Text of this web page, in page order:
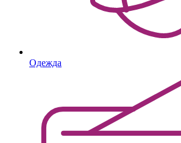
Одежда